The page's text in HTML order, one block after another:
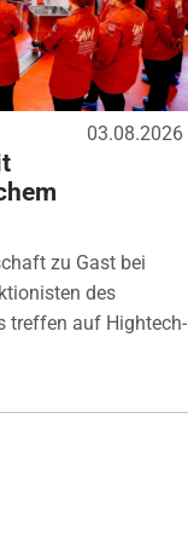
03.08.2026
zu Gast bei
des
treffen auf Hightech-